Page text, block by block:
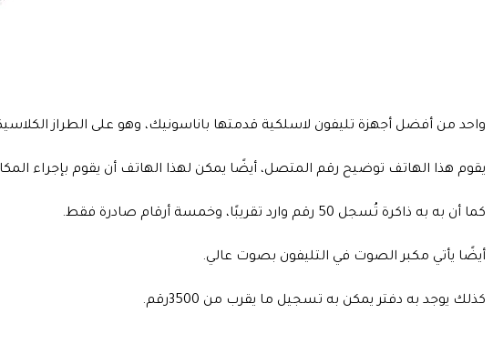
واحد من أفضل أجهزة تليفون لاسلكية قدمتها باناسونيك، وهو على الطراز
يقوم هذا الهاتف توضيح رقم المتصل، أيضًا يمكن لهذا الهاتف أن يقوم بإجراء
كما أن به به ذاكرة تُسجل 50 رقم وارد تقريبًا، وخمسة أرقام صادرة فقط.
أيضًا يأتي مكبر الصوت في التليفون بصوت عالي.
كذلك يوجد به دفتر يمكن به تسجيل ما يقرب من 3500رقم.